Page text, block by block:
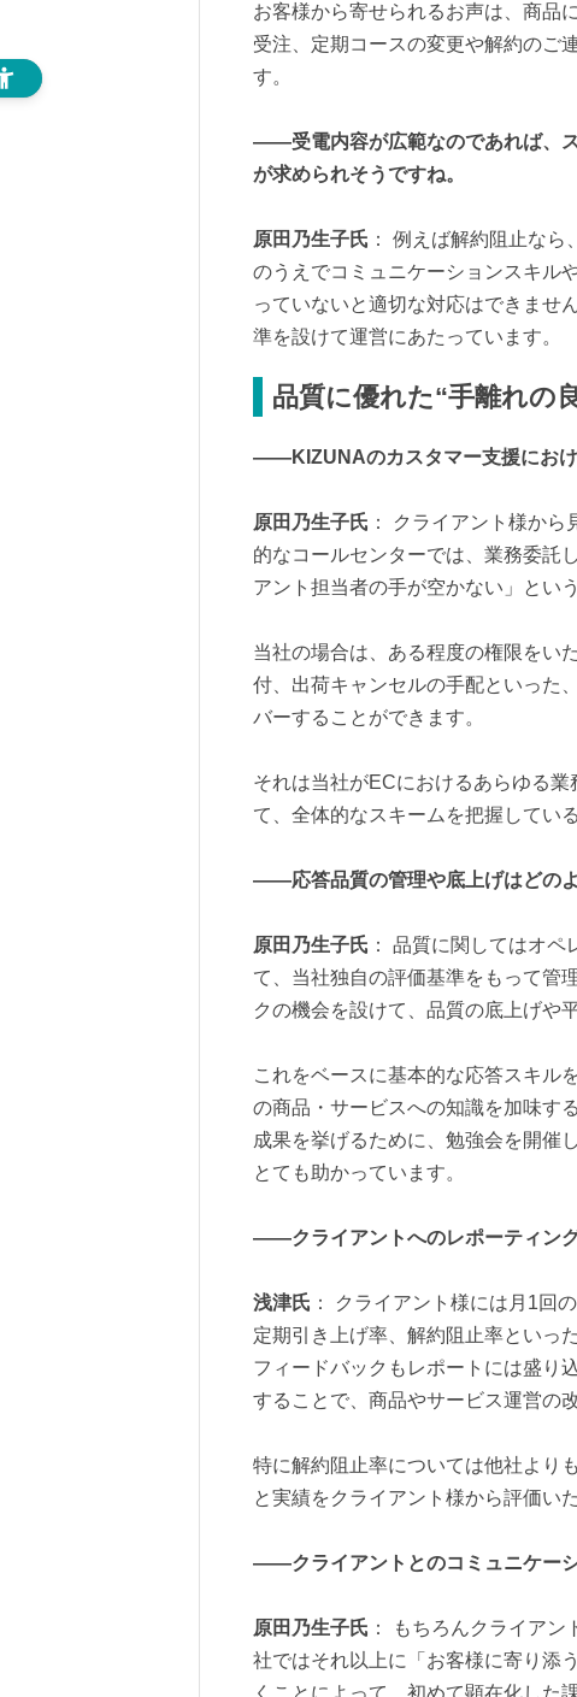
お客様から寄せられるお声は、商品
受注、定期コースの変更や解約のご
す。
――受電内容が広範なのであれば、
が求められそうですね。
原田乃生子氏 ： 例えば解約阻止な
のうえでコミュニケーションスキル
っていないと適切な対応はできませ
準を設けて運営にあたっています。
品質に優れた“手離れの
――KIZUNAのカスタマー支援におけ
原田乃生子氏 ： クライアント様から
的なコールセンターでは、業務委託
アント担当者の手が空かない」とい
当社の場合は、ある程度の権限をい
付、出荷キャンセルの手配といった
バーすることができます。
それは当社がECにおけるあらゆる
て、全体的なスキームを把握してい
――応答品質の管理や底上げはどの
原田乃生子氏 ： 品質に関してはオ
て、当社独自の評価基準をもって管
クの機会を設けて、品質の底上げや
これをベースに基本的な応答スキル
の商品・サービスへの知識を加味す
成果を挙げるために、勉強会を開催
とても助かっています。
――クライアントへのレポーティン
浅津氏 ： クライアント様には月1回
定期引き上げ率、解約阻止率といっ
フィードバックもレポートには盛り
することで、商品やサービス運営の
特に解約阻止率については他社より
と実績をクライアント様から評価い
――クライアントとのコミュニケーシ
原田乃生子氏 ： もちろんクライア
社ではそれ以上に「お客様に寄り添